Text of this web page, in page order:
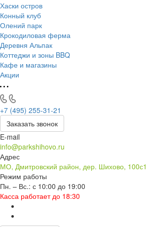
Хаски остров
Конный клуб
Олений парк
Крокодиловая ферма
Деревня Альпак
Коттеджи и зоны BBQ
Кафе и магазины
Акции
+7 (495) 255-31-21
Заказать звонок
E-mail
info@parkshihovo.ru
Адрес
МО, Дмитровский район, дер. Шихово, 100с1
Режим работы
Пн. – Вс.: с 10:00 до 19:00
Касса работает до 18:30